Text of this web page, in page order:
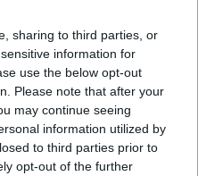
sharing to third parties, or
information for
use the below opt-out
Please note that after your
may continue seeing
information utilized by
to third parties prior to
opt-out of the further
τους» στη
αγώνων,
δήλωσε ο